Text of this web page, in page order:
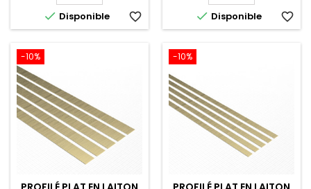
 Disponible favorite_border  Disponible favorite_border
-10% -10%